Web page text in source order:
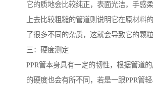
它的质地会比较纯正，表面光洁，手感
上去比较粗糙的管道则说明它在原材料
了很多不同的杂质，这就会导致它的颗粒
三：硬度测定
PPR管本身具有一定的韧性，根据管道
的硬度也会有所不同，若是一跟PPR管